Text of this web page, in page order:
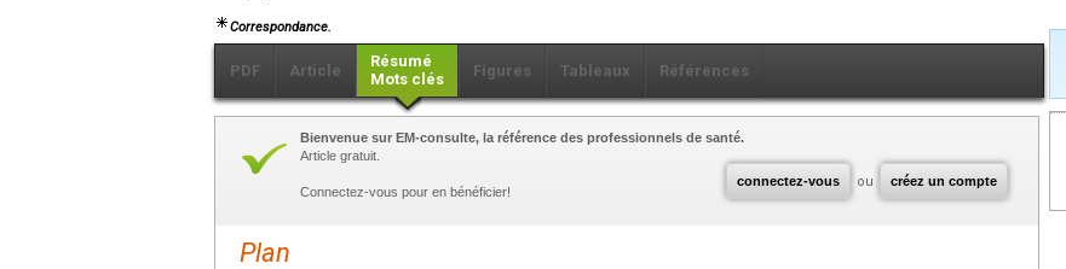
Correspondance.
PDF Article
Résumé
Mots clés
Figures Tableaux Références
connectez-vous ou créez un compte
Bienvenue sur EM-consulte, la référence des professionnels de santé.
Article gratuit.
Connectez-vous pour en bénéficier!
Plan